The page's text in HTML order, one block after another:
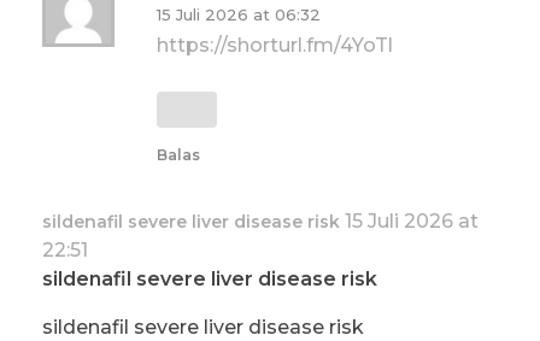
15 Juli 2026 at 06:32
https://shorturl.fm/4YoTl
Balas
sildenafil severe liver disease risk 15 Juli 2026 at
22:51
sildenafil severe liver disease risk
sildenafil severe liver disease risk